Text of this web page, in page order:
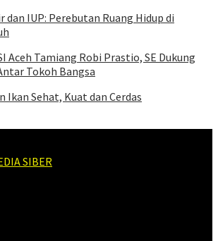
dan IUP: Perebutan Ruang Hidup di
Aceh Tamiang Robi Prastio, SE Dukung
Tokoh Bangsa
Ikan Sehat, Kuat dan Cerdas
SIBER